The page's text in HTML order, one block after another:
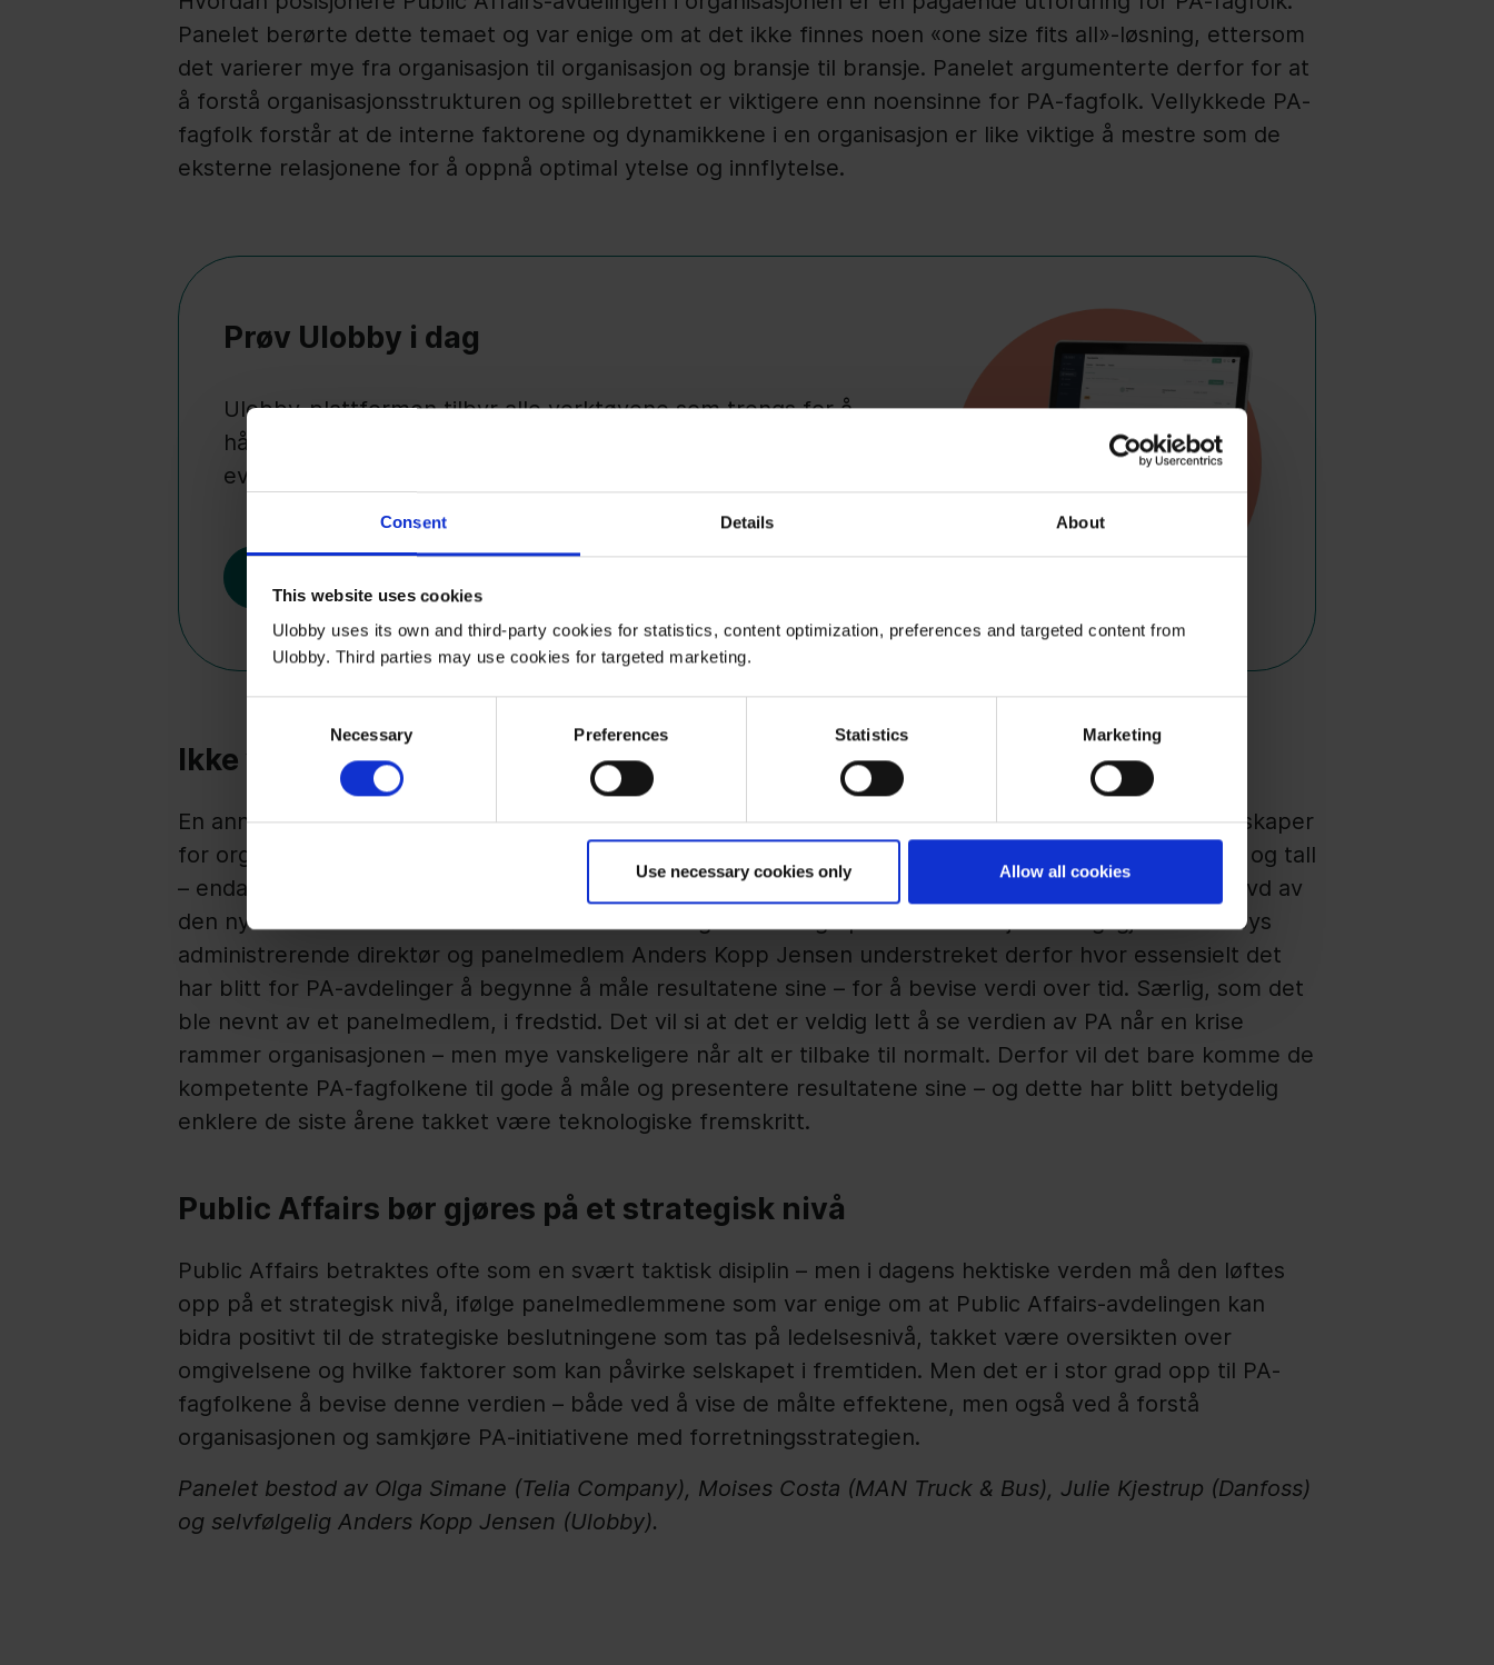
Consent Details About
This website uses cookies
Ulobby uses its own and third-party cookies for statistics, content optimization, preferences and targeted content from
Ulobby. Third parties may use cookies for targeted marketing.
Necessary Preferences Statistics Marketing
Use necessary cookies only Allow all cookies
Panelet berørte dette temaet og var enige om at det ikke finnes noen «one size fits all»-løsning, ettersom
det varierer mye fra organisasjon til organisasjon og bransje til bransje. Panelet argumenterte derfor for at
å forstå organisasjonsstrukturen og spillebrettet er viktigere enn noensinne for PA-fagfolk. Vellykkede PA-
fagfolk forstår at de interne faktorene og dynamikkene i en organisasjon er like viktige å mestre som de
eksterne relasjonene for å oppnå optimal ytelse og innflytelse.
Prøv Ulobby i dag
Ulobby-plattformen tilbyr alle verktøyene som trengs for å
håndtere dagsordener og stakeholdere, samt for å måle og
evaluere påvirkning.
Ikke vær redd for å måle og rapportere PA-resultatene dine
En annen hodepine for mange PA-fagfolk er å dokumentere verdien som Public Affairs-aktivitetene skaper
for organisasjonen. Særlig når det gjelder rapportering til toppledelsen, som ofte krever harde fakta og tall
– enda mer når det har vært et lederbytte og et fullstendig gjennomgang av alle avdelinger er påkrevd av
den nye administrerende direktøren. En utfordring som mange på webinaret kjente seg igjen i. Ulobbys
administrerende direktør og panelmedlem Anders Kopp Jensen understreket derfor hvor essensielt det
har blitt for PA-avdelinger å begynne å måle resultatene sine – for å bevise verdi over tid. Særlig, som det
ble nevnt av et panelmedlem, i fredstid. Det vil si at det er veldig lett å se verdien av PA når en krise
rammer organisasjonen – men mye vanskeligere når alt er tilbake til normalt. Derfor vil det bare komme de
kompetente PA-fagfolkene til gode å måle og presentere resultatene sine – og dette har blitt betydelig
enklere de siste årene takket være teknologiske fremskritt.
Public Affairs bør gjøres på et strategisk nivå
Public Affairs betraktes ofte som en svært taktisk disiplin – men i dagens hektiske verden må den løftes
opp på et strategisk nivå, ifølge panelmedlemmene som var enige om at Public Affairs-avdelingen kan
bidra positivt til de strategiske beslutningene som tas på ledelsesnivå, takket være oversikten over
omgivelsene og hvilke faktorer som kan påvirke selskapet i fremtiden. Men det er i stor grad opp til PA-
fagfolkene å bevise denne verdien – både ved å vise de målte effektene, men også ved å forstå
organisasjonen og samkjøre PA-initiativene med forretningsstrategien.
Panelet bestod av Olga Simane (Telia Company), Moises Costa (MAN Truck & Bus), Julie Kjestrup (Danfoss)
og selvfølgelig Anders Kopp Jensen (Ulobby).